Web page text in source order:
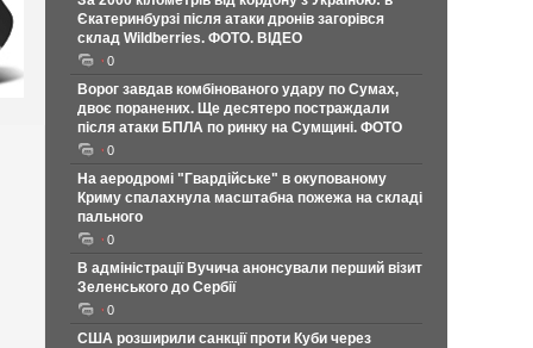
Єкатеринбурзі після атаки дронів загорівся
склад Wildberries. ФОТО. ВІДЕО
0
Ворог завдав комбінованого удару по Сумах,
двоє поранених. Ще десятеро постраждали
після атаки БПЛА по ринку на Сумщині. ФОТО
0
На аеродромі "Гвардійське" в окупованому
Криму спалахнула масштабна пожежа на складі
пального
0
В адміністрації Вучича анонсували перший візит
Зеленського до Сербії
0
США розширили санкції проти Куби через